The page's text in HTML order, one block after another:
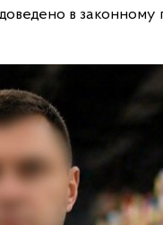
в законному